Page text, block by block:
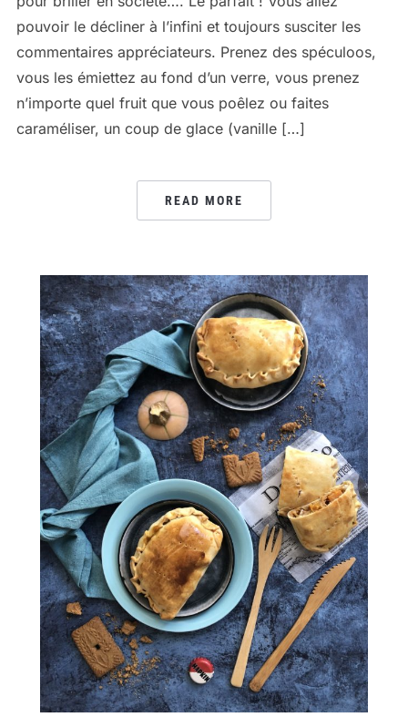
pouvoir le décliner à l’infini et toujours susciter les
commentaires appréciateurs. Prenez des spéculoos,
vous les émiettez au fond d’un verre, vous prenez
n’importe quel fruit que vous poêlez ou faites
caraméliser, un coup de glace (vanille […]
READ MORE